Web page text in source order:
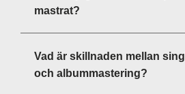
mastrat?
Vad är skillnaden mellan
och albummastering?